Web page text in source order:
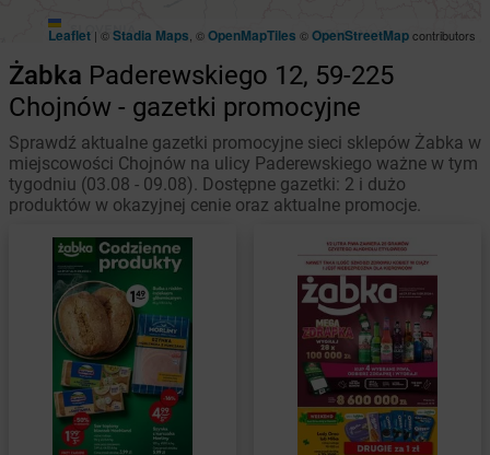
Leaflet | ©Stadia Maps , ©OpenMapTiles ©OpenStreetMapcontributors
Żabka Paderewskiego 12, 59-225
Chojnów - gazetki promocyjne
Sprawdź aktualne gazetki promocyjne sieci sklepów Żabka w
miejscowości Chojnów na ulicy Paderewskiego ważne w tym
tygodniu (03.08 - 09.08). Dostępne gazetki: 2 i dużo
produktów w okazyjnej cenie oraz aktualne promocje.